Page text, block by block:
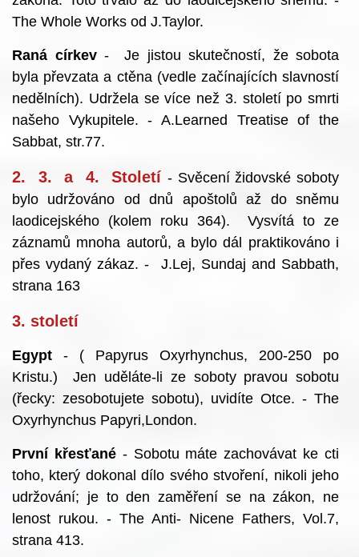
The Whole Works od J.Taylor.
Raná církev- Je jistou skutečností, že sobota
byla převzata a ctěna (vedle začínajících slavností
nedělních). Udržela se více než 3. století po smrti
našeho Vykupitele. - A.Learned Treatise of the
Sabbat, str.77.
2. 3. a 4. Století - Svěcení židovské soboty
bylo udržováno od dnů apoštolů až do sněmu
laodicejského (kolem roku 364). Vysvítá to ze
záznamů mnoha autorů, a bylo dál praktikováno i
přes vydaný zákaz. - J.Lej, Sundaj and Sabbath,
strana 163
3. století
Egypt - ( Papyrus Oxyrhynchus, 200-250 po
Kristu.) Jen uděláte-li ze soboty pravou sobotu
(řecky: zesobotujete sobotu), uvidíte Otce. - The
Oxyrhynchus Papyri,London.
První křesťané- Sobotu máte zachovávat ke cti
toho, který dokonal dílo svého stvoření, nikoli jeho
udržování; je to den zaměření se na zákon, ne
lenost rukou. - The Anti- Nicene Fathers, Vol.7,
strana 413.